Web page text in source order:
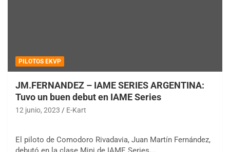
PILOTOS EKVP
JM.FERNANDEZ – IAME SERIES ARGENTINA:
Tuvo un buen debut en IAME Series
12 junio, 2023 E-Kart
El piloto de Comodoro Rivadavia, Juan Martín Fernández,